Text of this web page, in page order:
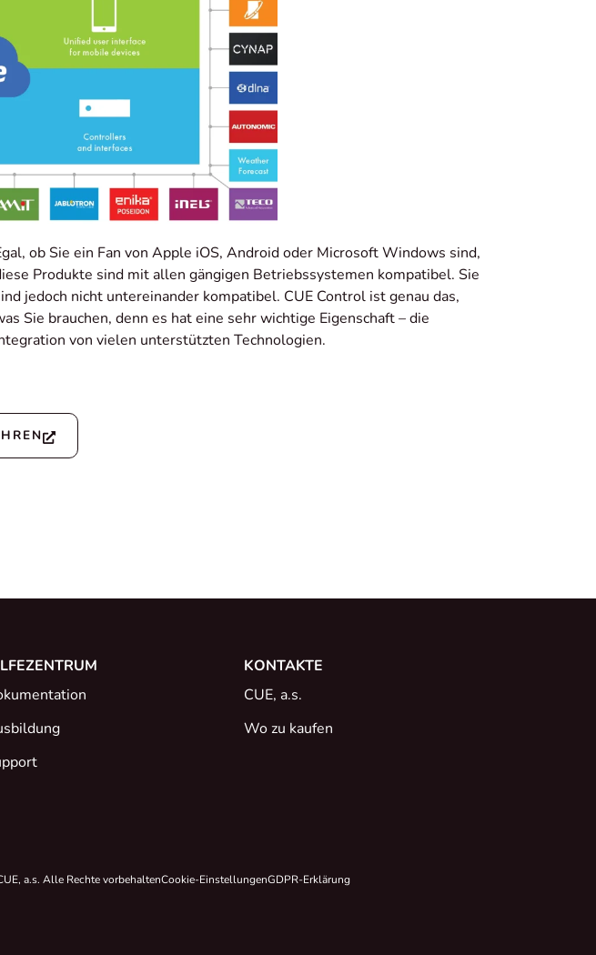
ob Sie ein Fan von Apple iOS, Android oder Microsoft Windows sind,
Produkte sind mit allen gängigen Betriebssystemen kompatibel. Sie
jedoch nicht untereinander kompatibel. CUE Control ist genau das,
Sie brauchen, denn es hat eine sehr wichtige Eigenschaft – die
von vielen unterstützten Technologien.
KONTAKTE
CUE, a.s.
Wo zu kaufen
a.s. Alle Rechte vorbehaltenCookie-EinstellungenGDPR-Erklärung